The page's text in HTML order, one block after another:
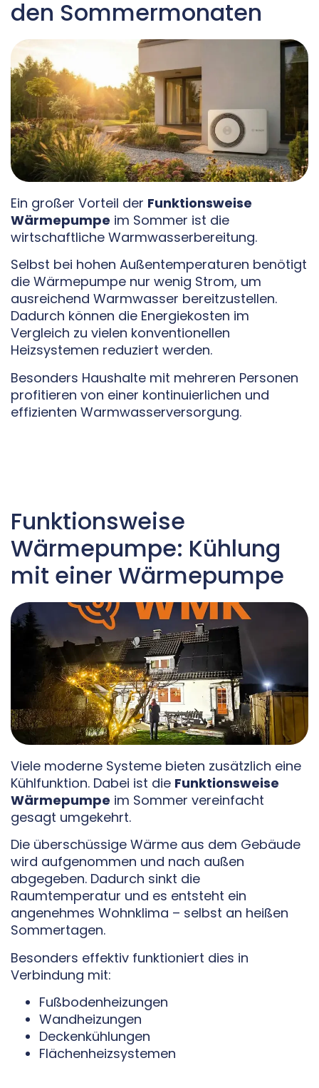
den Sommermonaten
Ein großer Vorteil der Funktionsweise
Wärmepumpe im Sommer ist die
wirtschaftliche Warmwasserbereitung.
Selbst bei hohen Außentemperaturen benötigt
die Wärmepumpe nur wenig Strom, um
ausreichend Warmwasser bereitzustellen.
Dadurch können die Energiekosten im
Vergleich zu vielen konventionellen
Heizsystemen reduziert werden.
Besonders Haushalte mit mehreren Personen
profitieren von einer kontinuierlichen und
effizienten Warmwasserversorgung.
Funktionsweise
Wärmepumpe: Kühlung
mit einer Wärmepumpe
Viele moderne Systeme bieten zusätzlich eine
Kühlfunktion. Dabei ist die Funktionsweise
Wärmepumpe im Sommer vereinfacht
gesagt umgekehrt.
Die überschüssige Wärme aus dem Gebäude
wird aufgenommen und nach außen
abgegeben. Dadurch sinkt die
Raumtemperatur und es entsteht ein
angenehmes Wohnklima – selbst an heißen
Sommertagen.
Besonders effektiv funktioniert dies in
Verbindung mit:
Fußbodenheizungen
Wandheizungen
Deckenkühlungen
Flächenheizsystemen